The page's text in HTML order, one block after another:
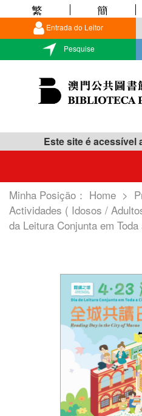
Entrada do Leitor
Pesquise
繁 簡
Este site é acessível
Minha Posição： Home >
Actividades ( Idosos /
da Leitura Conjunta em